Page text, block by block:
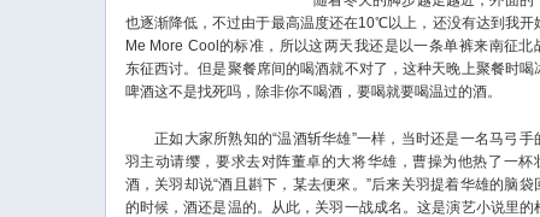
也逐渐降低，不过由于最高温度还在10℃以上，还没有达到我开
Me More Cool的标准，所以这两天我还是以一条单裤来南征北
东征西讨。但是聚餐席间的喝酒就不对了，这种天晚上聚餐时喝
啤酒这不是找死吗，除非你不喝酒，要喝就要喝温过的酒。
正如大家所熟知的“温酒斩华雄”一样，当时还是一名马弓手
羽主动请缨，要求去对阵董卓的大将华雄，曹操为他热了一杯
酒，关羽却说“酒且斟下，某去便來。”后来关羽提着华雄的脑袋
的时候，酒还是温的。从此，关羽一战成名。这是演艺小说里的